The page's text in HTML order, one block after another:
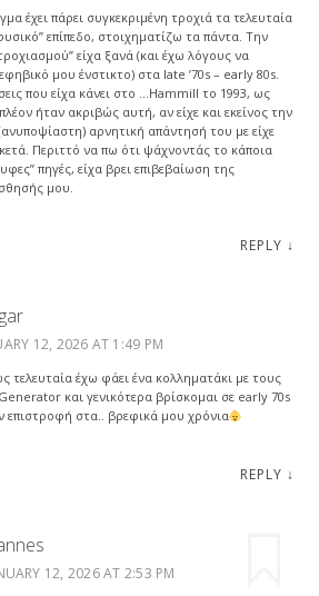
έχει πάρει συγκεκριμένη τροχιά τα τελευταία
επίπεδο, στοιχηματίζω τα πάντα. Την
είχα ξανά (και έχω λόγους να
μου ένστικτο) στα late ’70s – early 80s.
που είχα κάνει στο …Hammill το 1993, ως
ήταν ακριβώς αυτή, αν είχε και εκείνος την
αρνητική απάντησή του με είχε
Περιττό να πω ότι ψάχνοντάς το κάποια
πηγές, είχα βρει επιβεβαίωση της
μου.
REPLY ↓
12, 2026 AT 1:49 PM
τελευταία έχω φάει ένα κολληματάκι με τους
και γενικότερα βρίσκομαι σε early 70s
επιστροφή στα.. βρεφικά μου χρόνια
REPLY ↓
12, 2026 AT 2:53 PM